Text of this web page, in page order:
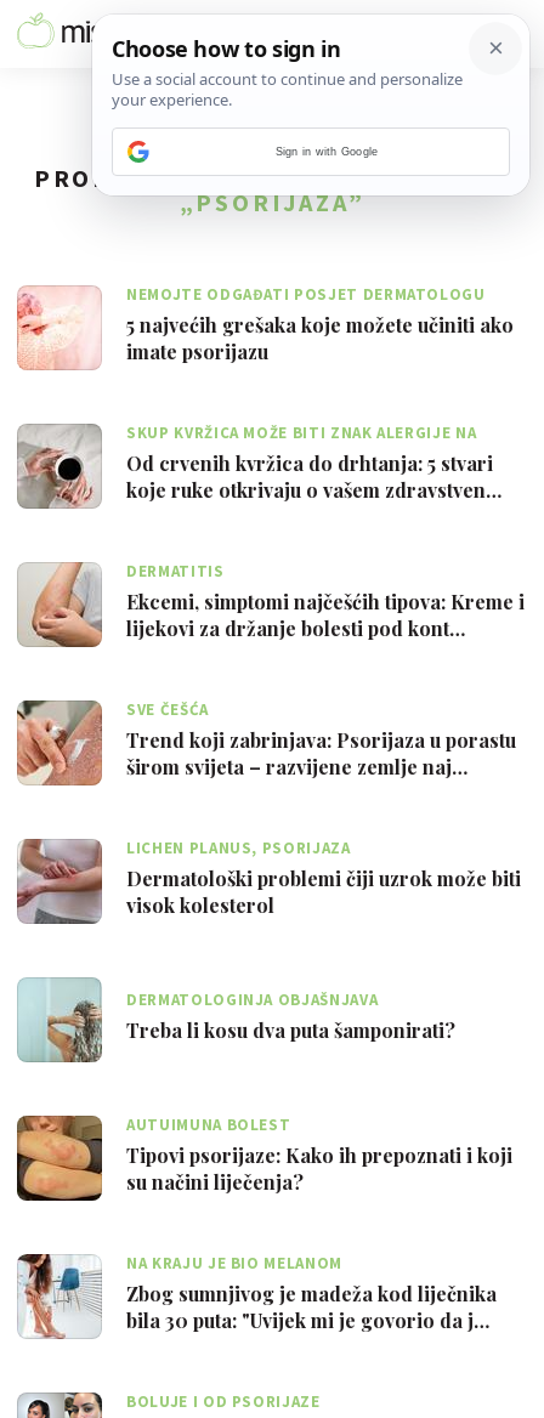
PRONAĐENO22REZULTATA ZA TAG
„PSORIJAZA”
NEMOJTE ODGAĐATI POSJET DERMATOLOGU
5 najvećih grešaka koje možete učiniti ako
imate psorijazu
SKUP KVRŽICA MOŽE BITI ZNAK ALERGIJE NA
NIKAL
Od crvenih kvržica do drhtanja: 5 stvari
koje ruke otkrivaju o vašem zdravstven…
DERMATITIS
Ekcemi, simptomi najčešćih tipova: Kreme i
lijekovi za držanje bolesti pod kont…
SVE ČEŠĆA
Trend koji zabrinjava: Psorijaza u porastu
širom svijeta – razvijene zemlje naj…
LICHEN PLANUS, PSORIJAZA
Dermatološki problemi čiji uzrok može biti
visok kolesterol
DERMATOLOGINJA OBJAŠNJAVA
Treba li kosu dva puta šamponirati?
AUTUIMUNA BOLEST
Tipovi psorijaze: Kako ih prepoznati i koji
su načini liječenja?
NA KRAJU JE BIO MELANOM
Zbog sumnjivog je madeža kod liječnika
bila 30 puta: "Uvijek mi je govorio da j…
BOLUJE I OD PSORIJAZE
Sign in with Google